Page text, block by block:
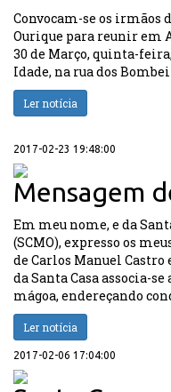
Convocam-se os irmãos
Ourique para reunir em
30 de Março, quinta-
Idade, na rua dos
Ler notícia
2017-02-23 19:48:00
Mensagem
Em meu nome, e da
(SCMO), expresso os
de Carlos Manuel
da Santa Casa associa-
mágoa, endereçando
Ler notícia
2017-02-06 17:04:00